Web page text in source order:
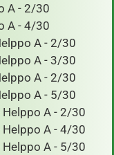
A - 2/30
A - 4/30
A - 2/30
A - 3/30
A - 2/30
A - 5/30
Helppo A - 2/30
Helppo A - 4/30
Helppo A - 5/30